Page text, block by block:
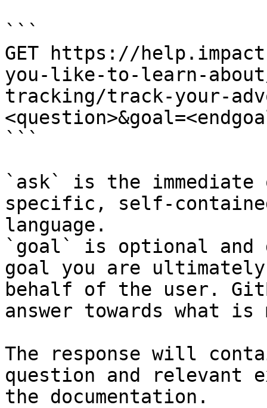
```
GET https://
you-like-to-learn-
tracking/track-your-
```
`ask` is the
specific, self-
language.
`goal` is optional and
goal you are
behalf of the user.
answer towards what
The response will
question and relevant
the documentation.